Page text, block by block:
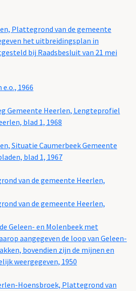
Plattegrond van de gemeente
het uitbreidingsplan in
bij Raadsbesluit van 21 mei
1966
Gemeente Heerlen, Lengteprofiel
blad 1, 1968
Situatie Caumerbeek Gemeente
blad 1, 1967
van de gemeente Heerlen,
van de gemeente Heerlen,
Geleen- en Molenbeek met
aangegeven de loop van Geleen-
bovendien zijn de mijnen en
weergegeven, 1950
Hoensbroek, Plattegrond van